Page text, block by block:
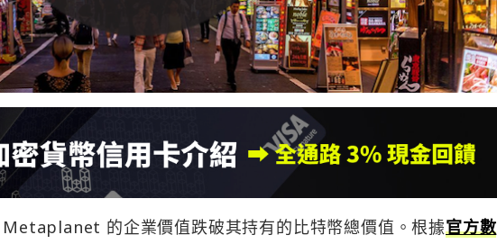
的企業價值跌破其持有的比特幣總價值。根據官方數